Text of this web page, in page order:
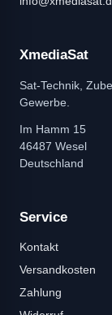
XmediaSat
Sat-Technik,
Gewerbe.
Im Hamm 15
46487 Wesel
Deutschland
Service
Kontakt
Versandkosten
Zahlung